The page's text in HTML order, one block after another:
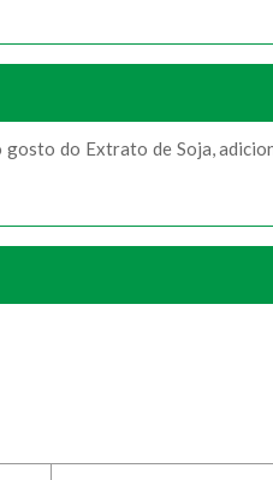
do Extrato de Soja,